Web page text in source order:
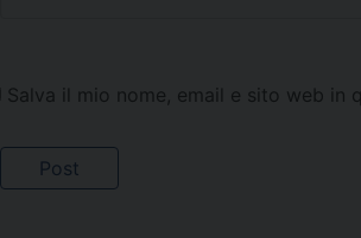
Salva il mio nome, email e sito web in